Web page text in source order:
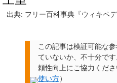
出典: フリー百科事典『ウィキペ
この記事は検証可能な
ていないか、不十分です
頼性向上にご協力くださ
使い方）